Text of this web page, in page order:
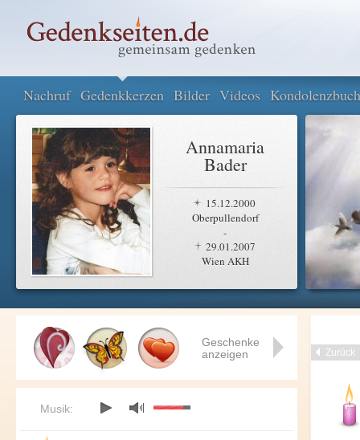
Nachruf Gedenkkerzen Bilder Videos Kondolenzbuch
Annamaria
Bader
15.12.2000
Oberpullendorf
-
29.01.2007
Wien AKH
Zurück
Geschenke
anzeigen
Musik: